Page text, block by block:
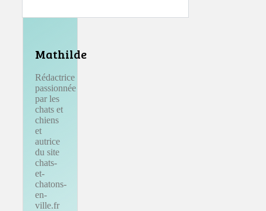
Mathilde
Rédactrice
passionnée
par les
chats et
chiens
et
autrice
du site
chats-
et-
chatons-
en-
ville.fr